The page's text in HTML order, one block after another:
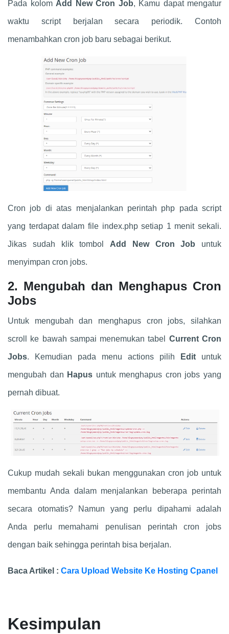
Pada kolom Add New Cron Job, Kamu dapat mengatur
waktu script berjalan secara periodik. Contoh
menambahkan cron job baru sebagai berikut.
Cron job di atas menjalankan perintah php pada script
yang terdapat dalam file index.php setiap 1 menit sekali.
Jikas sudah klik tombol Add New Cron Job untuk
menyimpan cron jobs.
2. Mengubah dan Menghapus Cron
Jobs
Untuk mengubah dan menghapus cron jobs, silahkan
scroll ke bawah sampai menemukan tabel Current Cron
Jobs. Kemudian pada menu actions pilih Edit untuk
mengubah dan Hapus untuk menghapus cron jobs yang
pernah dibuat.
Cukup mudah sekali bukan menggunakan cron job untuk
membantu Anda dalam menjalankan beberapa perintah
secara otomatis? Namun yang perlu dipahami adalah
Anda perlu memahami penulisan perintah cron jobs
dengan baik sehingga perintah bisa berjalan.
Baca Artikel : Cara Upload Website Ke Hosting Cpanel
Kesimpulan